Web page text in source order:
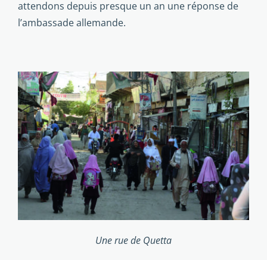
attendons depuis presque un an une réponse de
l’ambassade allemande.
Une rue de Quetta